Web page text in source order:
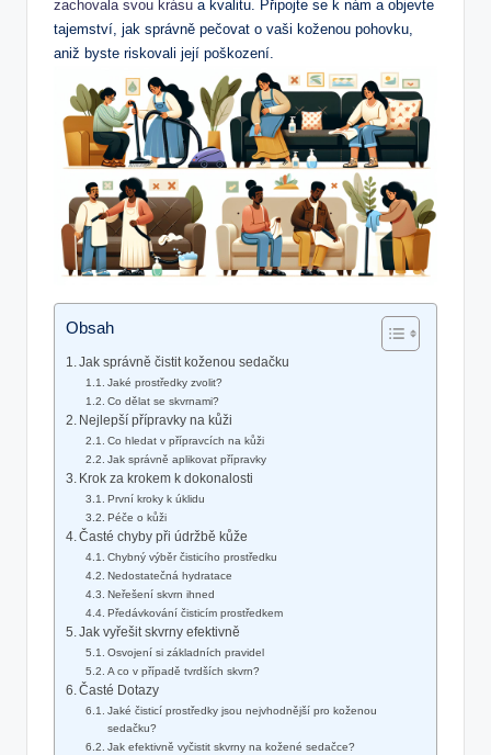
zachovala svou krásu a kvalitu. Připojte se k nám a objevte
tajemství, jak správně pečovat o vaši koženou pohovku,
aniž byste riskovali její poškození.
Obsah
Jak správně čistit koženou sedačku
Jaké prostředky zvolit?
Co dělat se skvrnami?
Nejlepší přípravky na kůži
Co hledat v přípravcích na kůži
Jak správně aplikovat přípravky
Krok za krokem k dokonalosti
První kroky k úklidu
Péče o kůži
Časté chyby při údržbě kůže
Chybný výběr čisticího prostředku
Nedostatečná hydratace
Neřešení skvrn ihned
Předávkování čisticím prostředkem
Jak vyřešit skvrny efektivně
Osvojení si základních pravidel
A co v případě tvrdších skvrn?
Časté Dotazy
Jaké čisticí prostředky jsou nejvhodnější pro koženou
sedačku?
Jak efektivně vyčistit skvrny na kožené sedačce?